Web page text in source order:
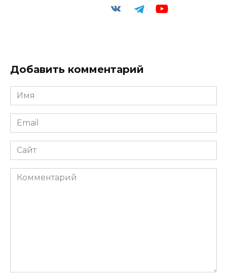
Добавить комментарий
Имя
*
Email
*
Сайт
Комментарий